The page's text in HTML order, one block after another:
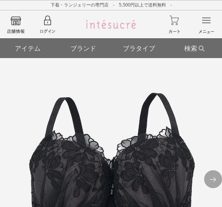
下着・ランジェリーの専門店 - 5,500円以上で送料無料 -
アイテム ブランド ブラタイプ 検索